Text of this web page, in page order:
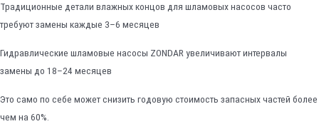
Традиционные детали влажных концов для шламовых насосов часто
требуют замены каждые 3–6 месяцев
Гидравлические шламовые насосы ZONDAR увеличивают интервалы
замены до 18–24 месяцев
Это само по себе может снизить годовую стоимость запасных частей более
чем на 60%.